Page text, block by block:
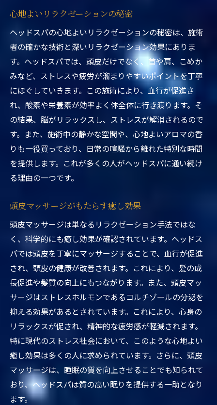
心地よいリラクゼーションの秘密
ヘッドスパの心地よいリラクゼーションの秘密は、施術
者の確かな技術と深いリラクゼーション効果にありま
す。ヘッドスパでは、頭皮だけでなく、首や肩、こめか
みなど、ストレスや疲労が溜まりやすいポイントを丁寧
にほぐしていきます。この施術により、血行が促進さ
れ、酸素や栄養素が効率よく体全体に行き渡ります。そ
の結果、脳がリラックスし、ストレスが解消されるので
す。また、施術中の静かな空間や、心地よいアロマの香
りも一役買っており、日常の喧騒から離れた特別な時間
を提供します。これが多くの人がヘッドスパに通い続け
る理由の一つです。
頭皮マッサージがもたらす癒し効果
頭皮マッサージは単なるリラクゼーション手法ではな
く、科学的にも癒し効果が確認されています。ヘッドス
パでは頭皮を丁寧にマッサージすることで、血行が促進
され、頭皮の健康が改善されます。これにより、髪の成
長促進や髪質の向上にもつながります。また、頭皮マッ
サージはストレスホルモンであるコルチゾールの分泌を
抑える効果があるとされています。これにより、心身の
リラックスが促され、精神的な疲労感が軽減されます。
特に現代のストレス社会において、このような心地よい
癒し効果は多くの人に求められています。さらに、頭皮
マッサージは、睡眠の質を向上させることでも知られて
おり、ヘッドスパは質の高い眠りを提供する一助となり
ます。